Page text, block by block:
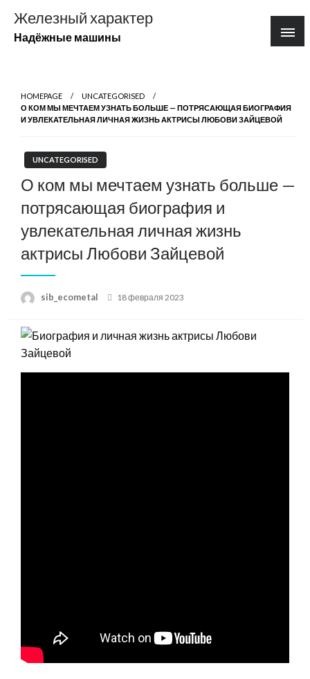
содержимому
Железный характер
Надёжные машины
HOMEPAGE
UNCATEGORISED
О КОМ МЫ МЕЧТАЕМ УЗНАТЬ БОЛЬШЕ — ПОТРЯСАЮЩАЯ БИОГРАФИЯ
И УВЛЕКАТЕЛЬНАЯ ЛИЧНАЯ ЖИЗНЬ АКТРИСЫ ЛЮБОВИ ЗАЙЦЕВОЙ
UNCATEGORISED
О ком мы мечтаем узнать больше —
потрясающая биография и
увлекательная личная жизнь
актрисы Любови Зайцевой
sib_ecometal
Posted
18 февраля 2023